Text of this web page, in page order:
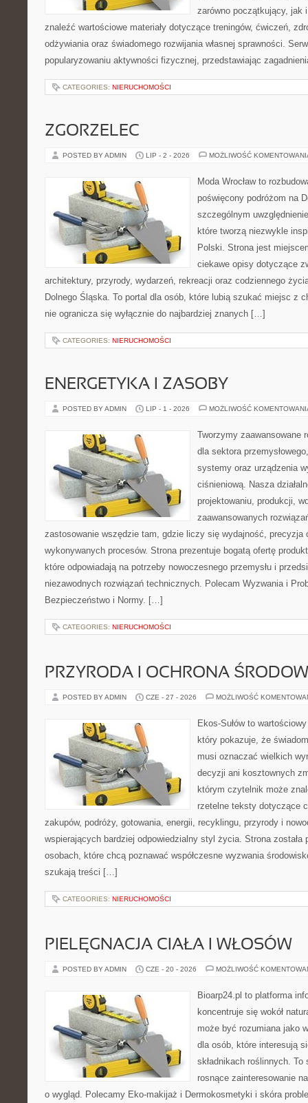
zarówno początkujący, jak
znaleźć wartościowe materiały dotyczące treningów, ćwiczeń,
odżywiania oraz świadomego rozwijania własnej sprawności.
popularyzowaniu aktywności fizycznej, przedstawiając
CATEGORIES: NIERUCHOMOŚCI
ZGORZELEC
POSTED BY ADMIN LIP - 2 - 2026 MOŻLIWOŚĆ
Moda Wrocław to
poświęcony podróżom na
szczególnym
które tworzą niezwykle
Polski. Strona jest
ciekawe opisy dotyczące
architektury, przyrody, wydarzeń, rekreacji oraz codziennego
Dolnego Śląska. To portal dla osób, które lubią szukać miejsc z
nie ogranicza się wyłącznie do najbardziej znanych […]
CATEGORIES: NIERUCHOMOŚCI
ENERGETYKA I ZASOBY
POSTED BY ADMIN LIP - 1 - 2026 MOŻLIWOŚĆ
Tworzymy zaawansowane
dla sektora
systemy oraz urządzenia
ciśnieniową. Nasza
projektowaniu, produkcji,
zaawansowanych
zastosowanie wszędzie tam, gdzie liczy się wydajność, precyzja
wykonywanych procesów. Strona prezentuje bogatą ofertę
które odpowiadają na potrzeby nowoczesnego przemysłu i
niezawodnych rozwiązań technicznych. Polecam Wyzwania i
Bezpieczeństwo i Normy. […]
CATEGORIES: NIERUCHOMOŚCI
PRZYRODA I OCHRONA
POSTED BY ADMIN CZE - 27 - 2026 MOŻLIWOŚĆ
Ekos-Sułów to
który pokazuje, że
musi oznaczać wielkich
decyzji ani kosztownych
którym czytelnik może
rzetelne teksty dotyczące
zakupów, podróży, gotowania, energii, recyklingu, przyrody i
wspierających bardziej odpowiedzialny styl życia. Strona została
osobach, które chcą poznawać współczesne wyzwania
szukają treści […]
CATEGORIES: NIERUCHOMOŚCI
PIELĘGNACJA CIAŁA I WŁOSÓW
POSTED BY ADMIN CZE - 20 - 2026 MOŻLIWOŚĆ
Bioarp24.pl to platforma
koncentruje się wokół
może być rozumiana jako
dla osób, które interesują
składnikach roślinnych.
rosnące zainteresowanie
o wygląd. Polecamy Eko-makijaż i Dermokosmetyki i skóra